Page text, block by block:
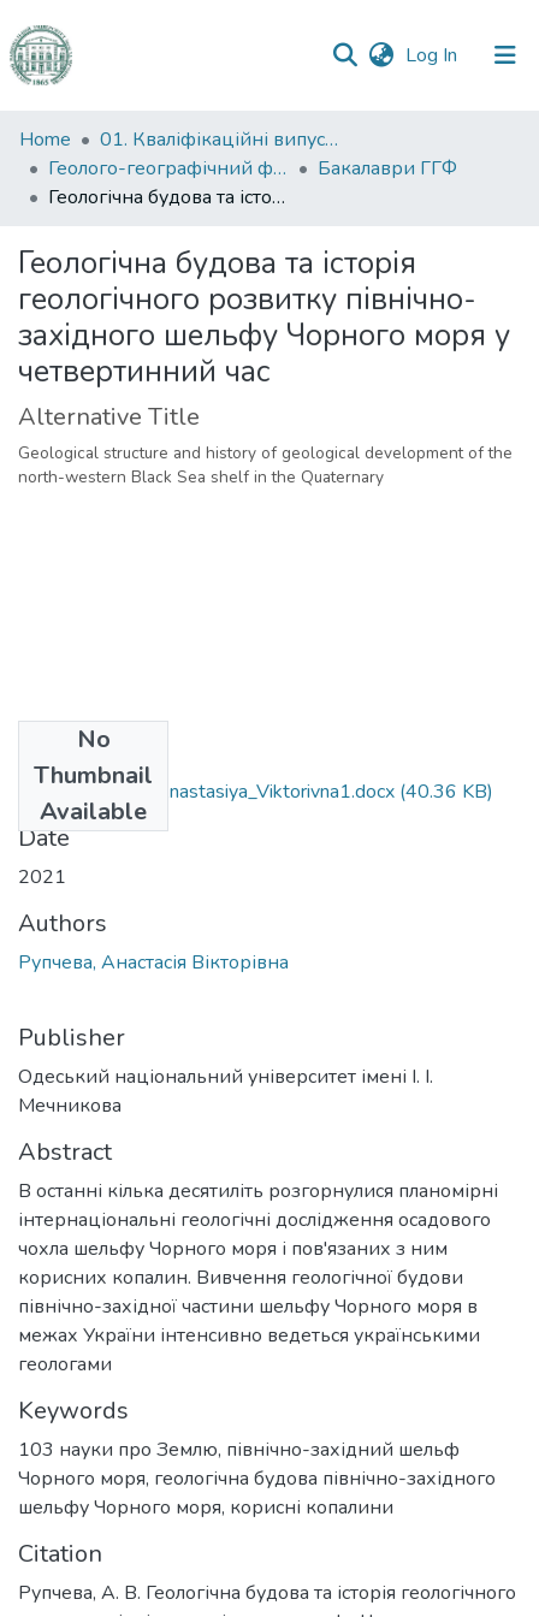
Log In (current)
Communities
&
Collections
Statistics
Home
01. Кваліфікаційні випускні роботи здобувачів вищої освіти
Геолого-географічний факультет
Бакалаври ГГФ
Геологічна будова та історія геологічного розвитку північно-західного шельфу Чорного моря у четвертинний час
Геологічна будова та історія
геологічного розвитку північно-
західного шельфу Чорного моря у
четвертинний час
Alternative Title
Geological structure and history of geological development of the
north-western Black Sea shelf in the Quaternary
No
Thumbnail
Available
103_Rupcheva_Anastasiya_Viktorivna1.docx (40.36 KB)
Date
2021
Authors
Рупчева, Анастасія Вікторівна
Publisher
Одеський національний університет імені І. І.
Мечникова
Abstract
В останні кілька десятиліть розгорнулися планомірні
інтернаціональні геологічні дослідження осадового
чохла шельфу Чорного моря і пов'язаних з ним
корисних копалин. Вивчення геологічної будови
північно-західної частини шельфу Чорного моря в
межах України інтенсивно ведеться українськими
геологами
Keywords
103 науки про Землю, північно-західний шельф
Чорного моря, геологічна будова північно-західного
шельфу Чорного моря, корисні копалини
Citation
Рупчева, А. В. Геологічна будова та історія геологічного